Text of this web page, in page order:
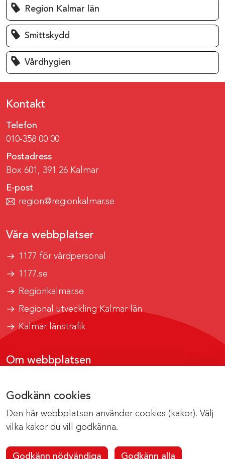
Godkänn cookies
Den här webbplatsen använder cookies (kakor). Välj
vilka kakor du vill godkänna.
Godkänn nödvändiga Godkänn alla
Region Kalmar län
Smittskydd
Vårdhygien
Kontakt
Telefon
010-358 00 00
Postadress
Box 601, 391 26 Kalmar
E-post
region@regionkalmar.se
Våra webbplatser
1177 för vårdpersonal
1177.se
Regionkalmar.se
Regional utveckling Kalmar län
Kalmar länstrafik
Om webbplatsen
Om cookies
Kontakta webbredaktionen